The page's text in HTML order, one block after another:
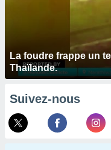
La foudre frappe un
Thaïlande.
Suivez-nous